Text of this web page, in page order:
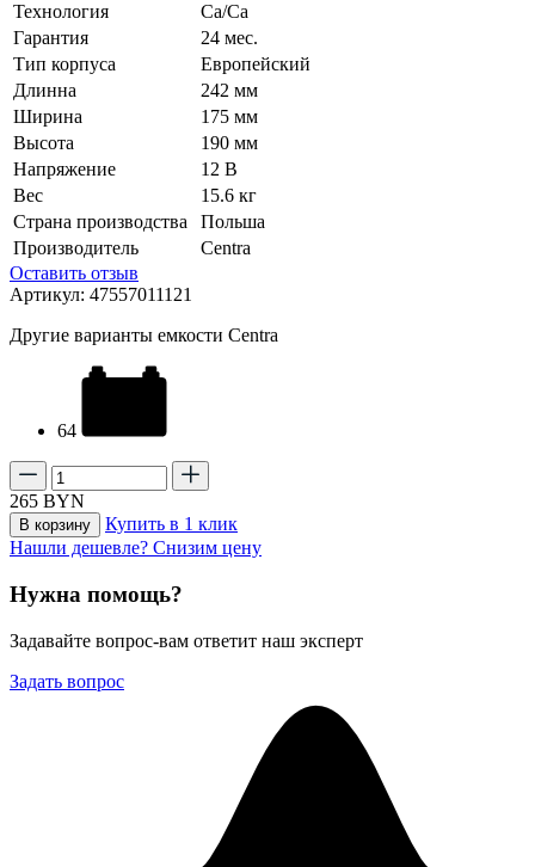
Технология
Ca/Ca
Гарантия
24 мес.
Тип корпуса
Европейский
Длинна
242 мм
Ширина
175 мм
Высота
190 мм
Напряжение
12 В
Вес
15.6 кг
Страна производства
Польша
Производитель
Centra
Оставить отзыв
Артикул: 47557011121
Другие варианты емкости Centra
64
265 BYN
В корзину
Купить в 1 клик
Нашли дешевле? Снизим цену
Нужна помощь?
Задавайте вопрос-вам ответит наш эксперт
Задать вопрос